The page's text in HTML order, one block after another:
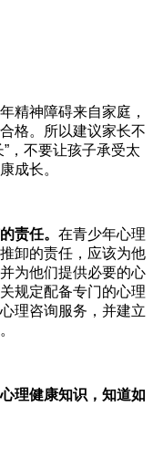
精神障碍来自家庭，
格。所以建议家长不
，不要让孩子承受太
成长。
责任。 在青少年心理
卸的责任，应该为他
为他们提供必要的心
规定配备专门的心理
理咨询服务，并建立
理健康知识，知道如